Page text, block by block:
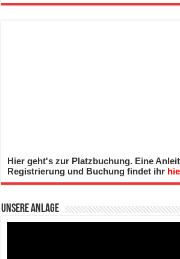
Hier geht's zur Platzbuchung. Eine
Registrierung und Buchung findet ihr
Unsere Anlage